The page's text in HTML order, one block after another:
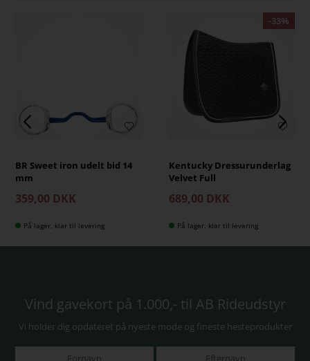
BR Sweet iron udelt bid 14
mm
359,00 DKK
På lager, klar til levering
Kentucky Dressurunderlag
Velvet Full
689,00 DKK
På lager, klar til levering
Vind gavekort på 1.000,- til AB Rideudstyr
Vi holder dig opdateret på nyeste mode og fineste hesteprodukter